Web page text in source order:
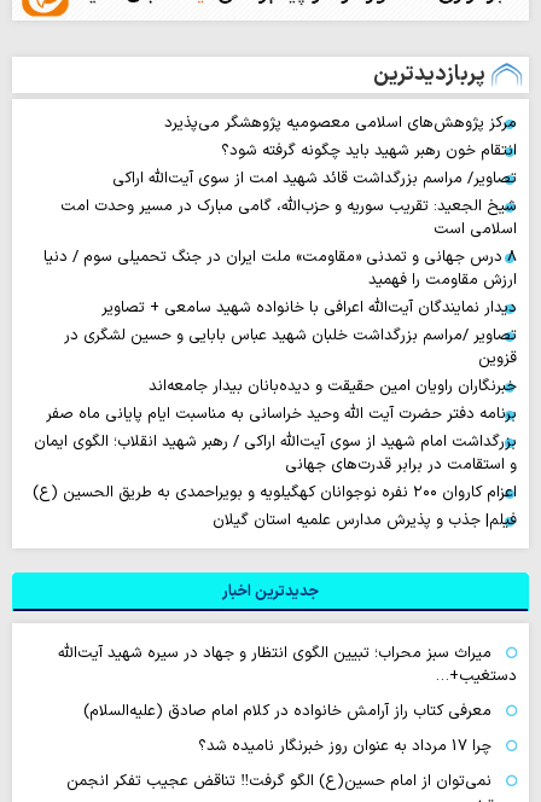
پربازدیدترین
مرکز پژوهش‌های اسلامی معصومیه پژوهشگر می‌پذیرد
انتقام خون رهبر شهید باید چگونه گرفته شود؟
تصاویر/ مراسم بزرگداشت قائد شهید امت از سوی آیت‌الله اراکی
شیخ الجعید: تقریب سوریه و حزب‌الله، گامی مبارک در مسیر وحدت امت
اسلامی است
۸ درس جهانی و تمدنی «مقاومت» ملت ایران در جنگ تحمیلی سوم / دنیا
ارزش مقاومت را فهمید
دیدار نمایندگان آیت‌الله اعرافی با خانواده شهید سامعی + تصاویر
تصاویر /مراسم بزرگداشت خلبان شهید عباس بابایی و حسین لشگری در
قزوین
خبرنگاران راویان امین حقیقت و دیده‌بانان بیدار جامعه‌اند
برنامه دفتر حضرت آیت الله وحید خراسانی به مناسبت ایام پایانی ماه صفر
بزرگداشت امام شهید از سوی آیت‌الله اراکی / رهبر شهید انقلاب؛ الگوی ایمان
و استقامت در برابر قدرت‌های جهانی
اعزام کاروان ۲۰۰ نفره نوجوانان کهگیلویه و بویراحمدی به طریق الحسین (ع)
فیلم| جذب و پذیرش مدارس علمیه استان گیلان
جدیدترین اخبار
میراث سبز محراب؛ تبیین الگوی انتظار و جهاد در سیره شهید آیت‌الله
دستغیب+…
معرفی کتاب راز آرامش خانواده در کلام امام صادق (علیه‌السلام)
چرا 17 مرداد به عنوان روز خبرنگار نامیده شد؟
نمی‌توان از امام حسین(ع) الگو گرفت‼ تناقض عجیب تفکر انجمن